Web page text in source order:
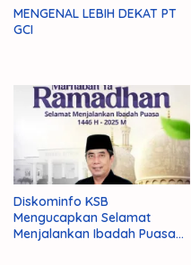
MENGENAL LEBIH DEKAT PT
GCI
Diskominfo KSB
Mengucapkan Selamat
Menjalankan Ibadah Puasa